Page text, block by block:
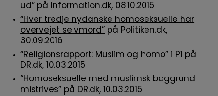
ud” på Information.dk, 08.10.2015
“Hver tredje nydanske homoseksuelle har
overvejet selvmord” på Politiken.dk,
30.09.2016
“Religionsrapport: Muslim og homo” i P1 på
DR.dk, 10.03.2015
“Homoseksuelle med muslimsk baggrund
mistrives” på DR.dk, 10.03.2015